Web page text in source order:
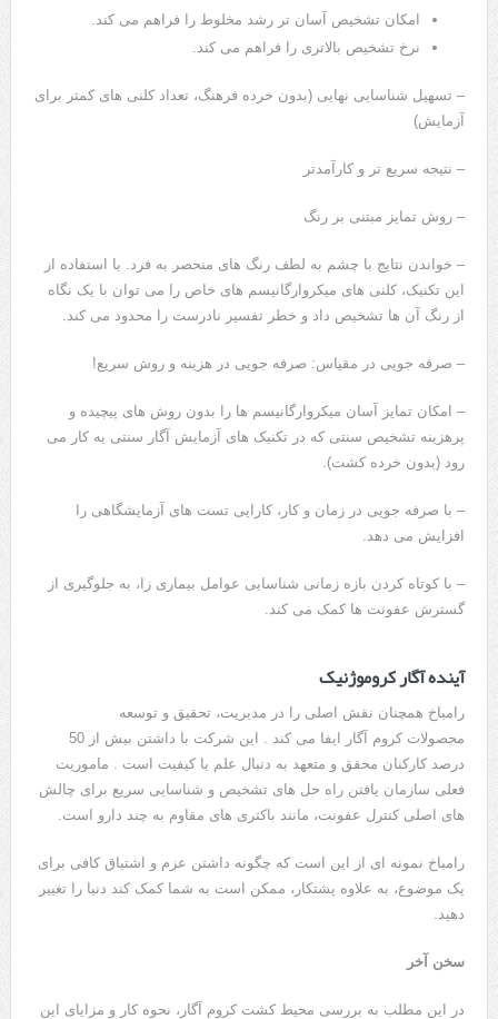
امکان تشخیص آسان تر رشد مخلوط را فراهم می کند.
نرخ تشخیص بالاتری را فراهم می کند.
– تسهیل شناسایی نهایی (بدون خرده فرهنگ، تعداد کلنی های کمتر برای
آزمایش)
– نتیجه سریع تر و کارآمدتر
– روش تمایز مبتنی بر رنگ
– خواندن نتایج با چشم به لطف رنگ های منحصر به فرد. با استفاده از
این تکنیک، کلنی های میکروارگانیسم های خاص را می توان با یک نگاه
از رنگ آن ها تشخیص داد و خطر تفسیر نادرست را محدود می کند.
– صرفه جویی در مقیاس: صرفه جویی در هزینه و روش سریع!
– امکان تمایز آسان میکروارگانیسم‌ ها را بدون روش‌ های پیچیده و
پرهزینه تشخیص سنتی که در تکنیک‌ های آزمایش آگار سنتی به کار می
‌رود (بدون خرده ‌کشت).
– با صرفه جویی در زمان و کار، کارایی تست های آزمایشگاهی را
افزایش می دهد.
– با کوتاه کردن بازه زمانی شناسایی عوامل بیماری زا، به جلوگیری از
گسترش عفونت ها کمک می کند.
آینده آگار کروموژنیک
رامباخ همچنان نقش اصلی را در مدیریت، تحقیق و توسعه
محصولات کروم آگار ایفا می کند . این شرکت با داشتن بیش از 50
درصد کارکنان محقق و متعهد به دنبال علم با کیفیت است . ماموریت
فعلی سازمان یافتن راه حل های تشخیص و شناسایی سریع برای چالش
های اصلی کنترل عفونت، مانند باکتری های مقاوم به چند دارو است.
رامباخ نمونه ای از این است که چگونه داشتن عزم و اشتیاق کافی برای
یک موضوع، به علاوه پشتکار، ممکن است به شما کمک کند دنیا را تغییر
دهید.
سخن آخر
در این مطلب به بررسی محیط کشت کروم آگار، نحوه کار و مزایای این